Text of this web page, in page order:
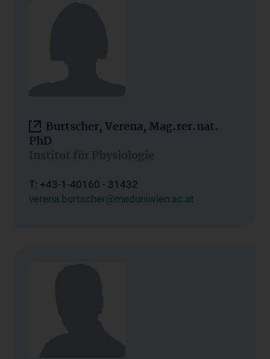
Burtscher, Verena, Mag.rer.nat.
PhD
Institut für Physiologie
T: +43-1-40160 - 31432
verena.burtscher@meduniwien.ac.at